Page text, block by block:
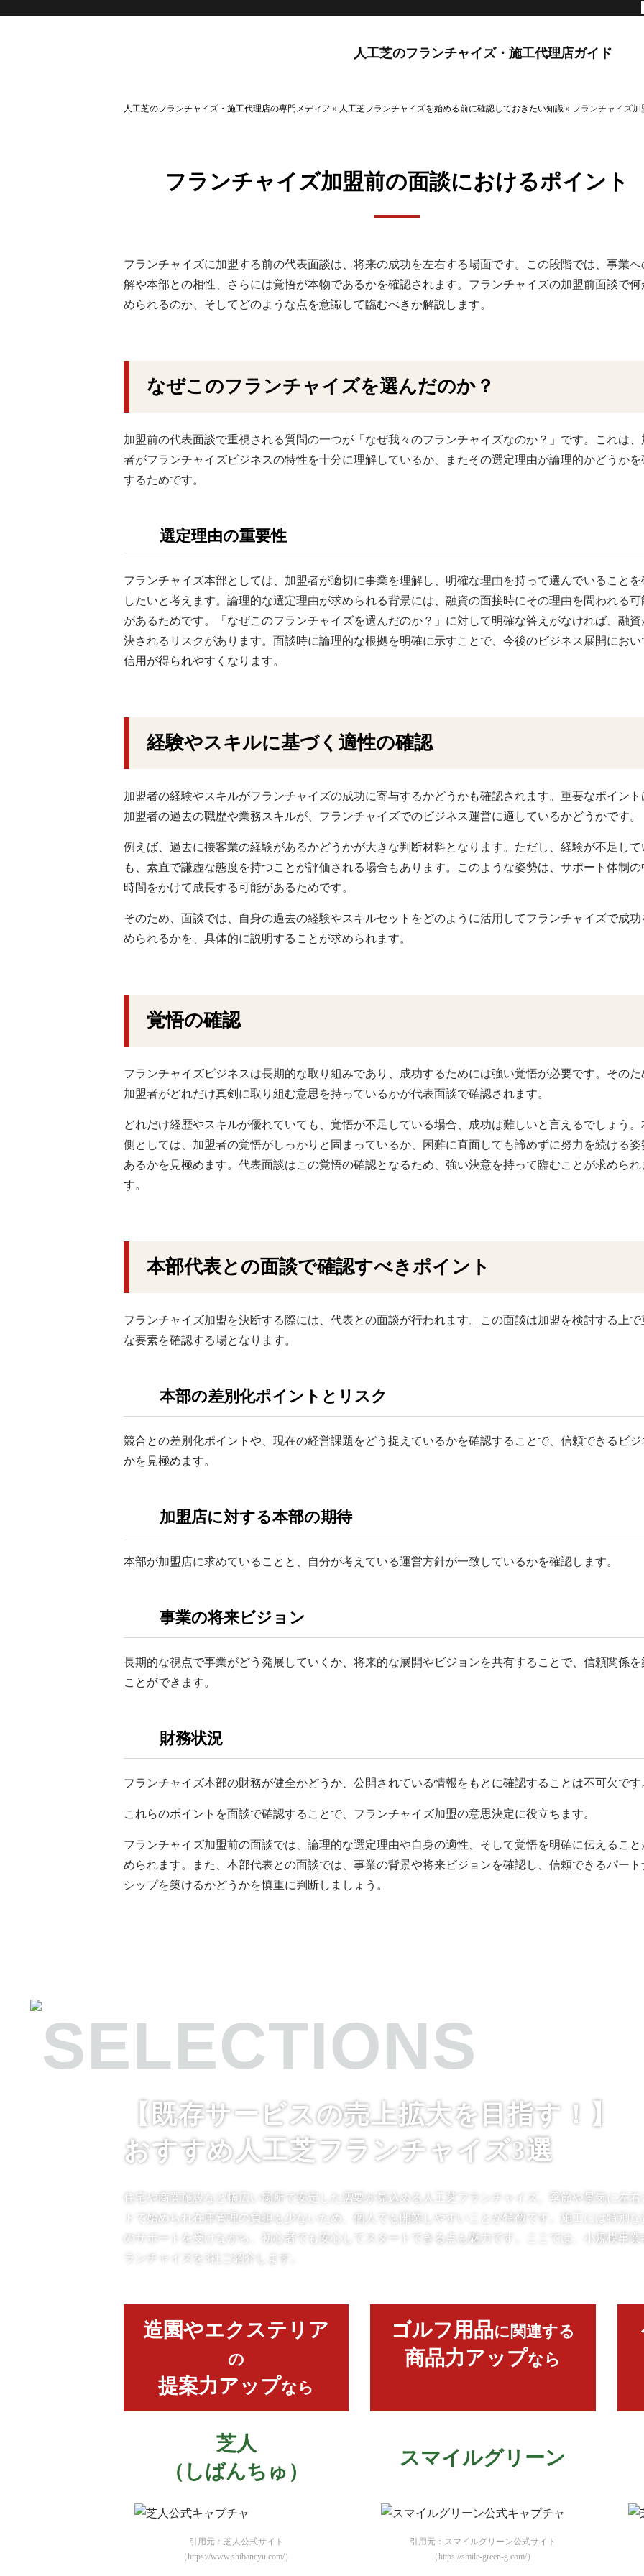
人工芝のフランチャイズ・施工代理店ガイド
人工芝のフランチャイズ・施工代理店の専門メディア » 人工芝フランチャイズを始める前に確認しておきたい知識 » フランチャイズ加
フランチャイズ加盟前の面談におけるポイント
フランチャイズに加盟する前の代表面談は、将来の成功を左右する場面です。この段階では、事業へ
解や本部との相性、さらには覚悟が本物であるかを確認されます。フランチャイズの加盟前面談で何
められるのか、そしてどのような点を意識して臨むべきか解説します。
なぜこのフランチャイズを選んだのか？
加盟前の代表面談で重視される質問の一つが「なぜ我々のフランチャイズなのか？」です。これは、
者がフランチャイズビジネスの特性を十分に理解しているか、またその選定理由が論理的かどうかを
するためです。
選定理由の重要性
フランチャイズ本部としては、加盟者が適切に事業を理解し、明確な理由を持って選んでいることを
したいと考えます。論理的な選定理由が求められる背景には、融資の面接時にその理由を問われる可
があるためです。「なぜこのフランチャイズを選んだのか？」に対して明確な答えがなければ、融資
決されるリスクがあります。面談時に論理的な根拠を明確に示すことで、今後のビジネス展開におい
信用が得られやすくなります。
経験やスキルに基づく適性の確認
加盟者の経験やスキルがフランチャイズの成功に寄与するかどうかも確認されます。重要なポイント
加盟者の過去の職歴や業務スキルが、フランチャイズでのビジネス運営に適しているかどうかです。
例えば、過去に接客業の経験があるかどうかが大きな判断材料となります。ただし、経験が不足して
も、素直で謙虚な態度を持つことが評価される場合もあります。このような姿勢は、サポート体制の
時間をかけて成長する可能があるためです。
そのため、面談では、自身の過去の経験やスキルセットをどのように活用してフランチャイズで成功
められるかを、具体的に説明することが求められます。
覚悟の確認
フランチャイズビジネスは長期的な取り組みであり、成功するためには強い覚悟が必要です。そのた
加盟者がどれだけ真剣に取り組む意思を持っているかが代表面談で確認されます。
どれだけ経歴やスキルが優れていても、覚悟が不足している場合、成功は難しいと言えるでしょう。
側としては、加盟者の覚悟がしっかりと固まっているか、困難に直面しても諦めずに努力を続ける姿
あるかを見極めます。代表面談はこの覚悟の確認となるため、強い決意を持って臨むことが求められ
す。
本部代表との面談で確認すべきポイント
フランチャイズ加盟を決断する際には、代表との面談が行われます。この面談は加盟を検討する上で
な要素を確認する場となります。
本部の差別化ポイントとリスク
競合との差別化ポイントや、現在の経営課題をどう捉えているかを確認することで、信頼できるビジ
かを見極めます。
加盟店に対する本部の期待
本部が加盟店に求めていることと、自分が考えている運営方針が一致しているかを確認します。
事業の将来ビジョン
長期的な視点で事業がどう発展していくか、将来的な展開やビジョンを共有することで、信頼関係を
ことができます。
財務状況
フランチャイズ本部の財務が健全かどうか、公開されている情報をもとに確認することは不可欠です
これらのポイントを面談で確認することで、フランチャイズ加盟の意思決定に役立ちます。
フランチャイズ加盟前の面談では、論理的な選定理由や自身の適性、そして覚悟を明確に伝えること
められます。また、本部代表との面談では、事業の背景や将来ビジョンを確認し、信頼できるパート
シップを築けるかどうかを慎重に判断しましょう。
【既存サービスの売上拡大を目指す！】
おすすめ人工芝フランチャイズ3選
住宅や商業施設など幅広い場所で安定した需要が見込める人工芝フランチャイズ。季節や景気に左
トで始められ在庫管理の負担も少ないため、個人でも開業しやすいことが特徴です。施工には特別
のサポートを受けながら、初心者でも安心してスタートできる点も魅力です。ここでは、小規模事
ランチャイズを3社ご紹介します。
造園やエクステリア
の
提案力アップなら
芝人
（しばんちゅ）
引用元：芝人公式サイト
（https://www.shibancyu.com/）
ゴルフ用品に関連する
商品力アップなら
スマイルグリーン
引用元：スマイルグリーン公式サイト
（https://smile-green-g.com/）